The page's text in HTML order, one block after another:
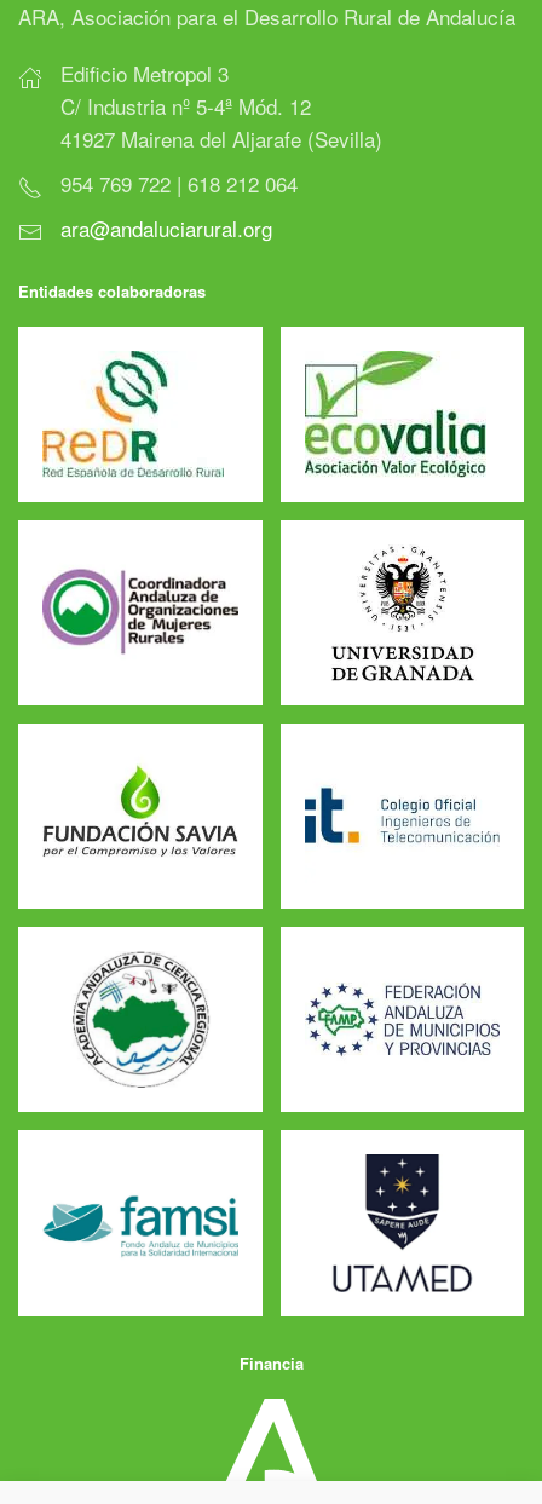
ARA, Asociación para el Desarrollo Rural de Andalucía
Edificio Metropol 3
C/ Industria nº 5-4ª Mód. 12
41927 Mairena del Aljarafe (Sevilla)
954 769 722 | 618 212 064
ara@andaluciarural.org
Entidades colaboradoras
Financia